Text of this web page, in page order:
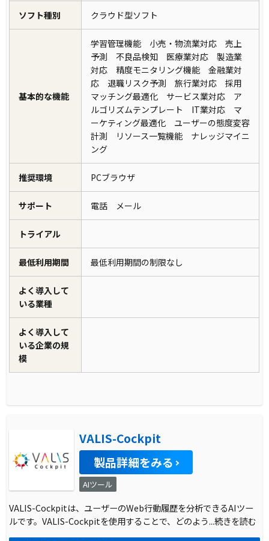
ソフト種別 クラウド型ソフト
基本的な機能
学習管理機能 小売・物流業対応 売上
予測 不良品検知 医療業対応 製造業
対応 精度モニタリング機能 金融業対
応 退職リスク予測 旅行業対応 採用
マッチング最適化 サービス業対応 ア
ルゴリズムテンプレート IT業対応 マ
ーケティング最適化 ユーザーの態度変容
計測 リソース一覧機能 ナレッジマイニ
ング
推奨環境 PCブラウザ
サポート 電話 メール
トライアル
最低利用期間 最低利用期間の制限なし
よく導入して
いる業種
よく導入して
いる企業の規
模
VALIS-Cockpit
製品詳細をみる
AIツール
VALIS-Cockpitは、ユーザーのWeb行動履歴を分析できるAIツー
ルです。VALIS-Cockpitを使用することで、どのよう...続きを読む